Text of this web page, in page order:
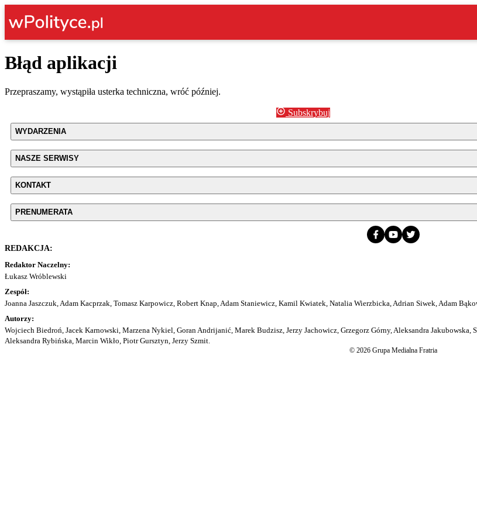
Błąd aplikacji
Przepraszamy, wystąpiła usterka techniczna, wróć później.
Subskrybuj
WYDARZENIA
NASZE SERWISY
KONTAKT
PRENUMERATA
REDAKCJA:
Redaktor Naczelny:
Łukasz Wróblewski
Zespół:
Joanna Jaszczuk, Adam Kacprzak, Tomasz Karpowicz, Robert Knap, Adam Staniewicz, Kamil Kwiatek, Natalia Wierzbicka, Adrian Siwek, Adam
Autorzy:
Wojciech Biedroń, Jacek Karnowski, Marzena Nykiel, Goran Andrijanić, Marek Budzisz, Jerzy Jachowicz, Grzegorz Górny, Aleksandra Jakubowska,
Aleksandra Rybińska, Marcin Wikło, Piotr Gursztyn, Jerzy Szmit.
© 2026 Grupa Medialna Fratria